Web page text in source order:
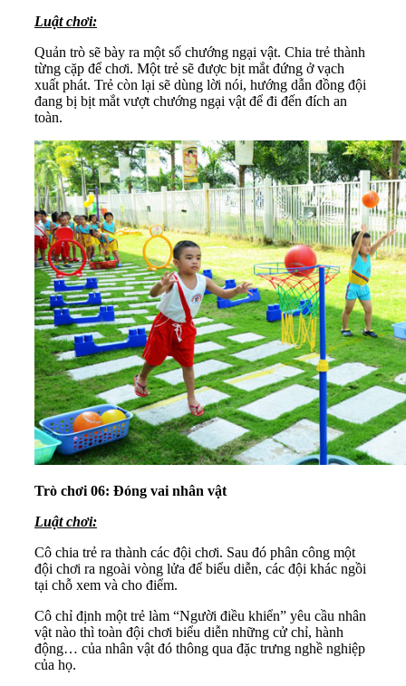
Luật chơi:
Quản trò sẽ bày ra một số chướng ngại vật. Chia trẻ thành
từng cặp để chơi. Một trẻ sẽ được bịt mắt đứng ở vạch
xuất phát. Trẻ còn lại sẽ dùng lời nói, hướng dẫn đồng đội
đang bị bịt mắt vượt chướng ngại vật để đi đến đích an
toàn.
Trò chơi 06: Đóng vai nhân vật
Luật chơi:
Cô chia trẻ ra thành các đội chơi. Sau đó phân công một
đội chơi ra ngoài vòng lửa để biểu diễn, các đội khác ngồi
tại chỗ xem và cho điểm.
Cô chỉ định một trẻ làm “Người điều khiển” yêu cầu nhân
vật nào thì toàn đội chơi biểu diễn những cử chỉ, hành
động… của nhân vật đó thông qua đặc trưng nghề nghiệp
của họ.